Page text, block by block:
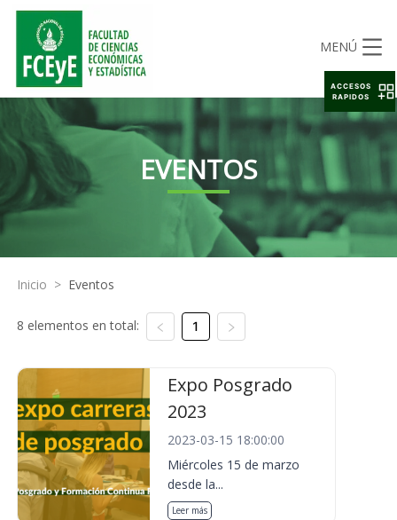
MENÚ
EVENTOS
Inicio > Eventos
8 elementos en total: 1
Expo Posgrado
2023
2023-03-15 18:00:00
Miércoles 15 de marzo
desde la...
Leer más
ACCESOS
RAPIDOS